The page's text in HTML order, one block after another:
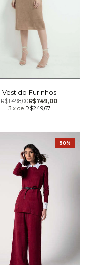
Vestido Furinhos
R$749,00
R$1.498,00
3 x de R$249,67
50%